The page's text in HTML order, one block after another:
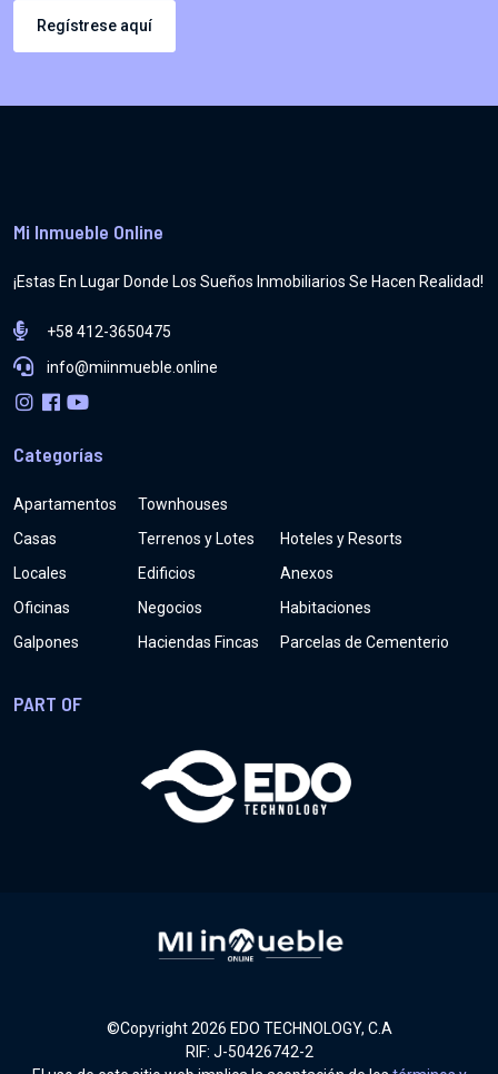
Regístrese aquí
Mi Inmueble Online
¡Estas En Lugar Donde Los Sueños Inmobiliarios Se Hacen Realidad!
+58 412-3650475
info@miinmueble.online
Categorías
Apartamentos
Casas
Locales
Oficinas
Galpones
Townhouses
Terrenos y Lotes
Edificios
Negocios
Haciendas Fincas
Hoteles y Resorts
Anexos
Habitaciones
Parcelas de Cementerio
PART OF
©Copyright2026 EDO TECHNOLOGY, C.A
RIF: J-50426742-2